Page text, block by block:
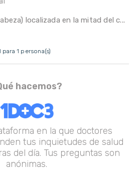
localizada en la mitad del c...
para 1 persona(s)
hacemos?
en la que doctores
tus inquietudes de salud
del día. Tus preguntas son
anónimas.